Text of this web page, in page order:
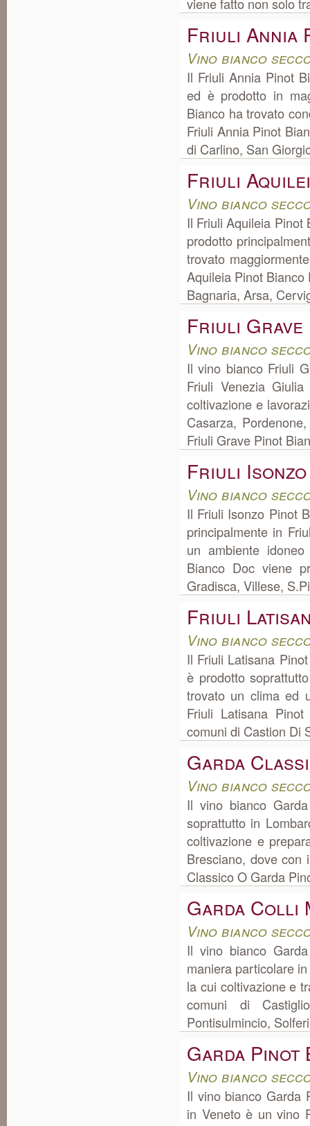
Friuli Annia
Vino bianco
Il Friuli Annia Pinot
ed è prodotto in
Bianco ha trovato
Friuli Annia Pinot
di Carlino, San
Friuli
Vino bianco
Il Friuli Aquileia Pinot
prodotto
trovato
Aquileia Pinot
Bagnaria, Arsa,
Friuli Grave
Vino bianco
Il vino bianco Friuli
Friuli Venezia
coltivazione e
Casarza,
Friuli Grave Pinot
Friuli
Vino bianco
Il Friuli Isonzo Pinot
principalmente in
un ambiente
Bianco Doc viene
Gradisca, Villese,
Friuli
Vino bianco
Il Friuli Latisana
è prodotto
trovato un clima ed
Friuli Latisana
comuni di Castion Di
Garda
Vino bianco
Il vino bianco
soprattutto in
coltivazione e
Bresciano, dove con
Classico O Garda
Garda Colli
Vino bianco
Il vino bianco
maniera particolare
la cui coltivazione e
comuni di
Pontisulmincio,
Garda Pinot
Vino bianco
Il vino bianco Garda
in Veneto è un vino